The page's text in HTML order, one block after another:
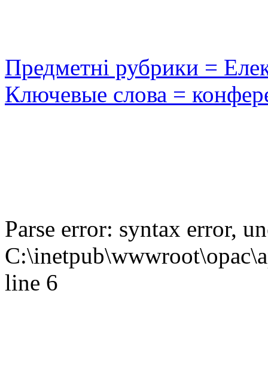
Предметні рубрики =
Ключевые слова =
Parse error: syntax error,
line 6